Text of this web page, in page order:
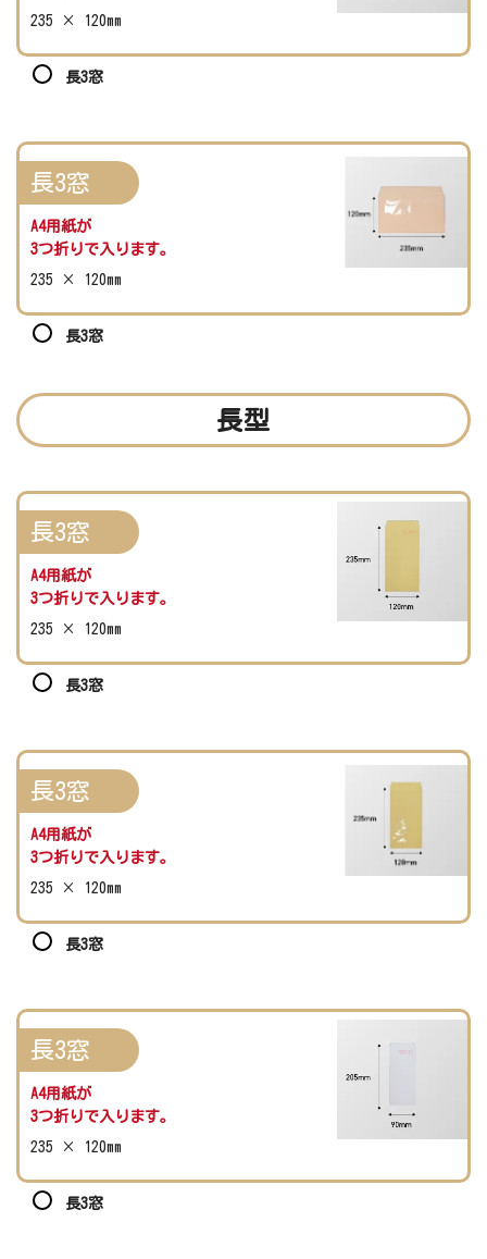
235 × 120mm
長3窓
長3窓
A4用紙が
3つ折りで入ります。
235 × 120mm
長3窓
長型
長3窓
A4用紙が
3つ折りで入ります。
235 × 120mm
長3窓
長3窓
A4用紙が
3つ折りで入ります。
235 × 120mm
長3窓
長3窓
A4用紙が
3つ折りで入ります。
235 × 120mm
長3窓